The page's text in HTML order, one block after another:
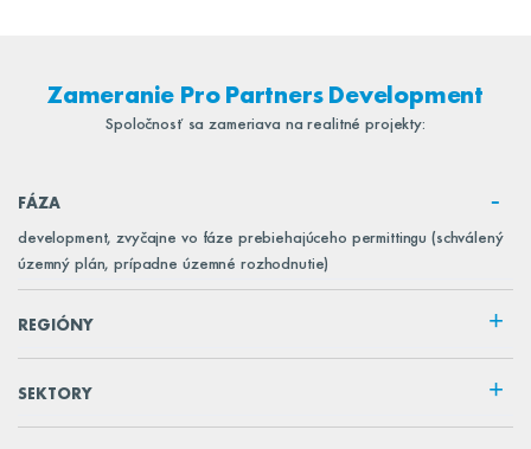
Zameranie Pro Partners Development
Spoločnosť sa zameriava na realitné projekty:
FÁZA
development, zvyčajne vo fáze prebiehajúceho permittingu (schválený
územný plán, prípadne územné rozhodnutie)
REGIÓNY
SEKTORY